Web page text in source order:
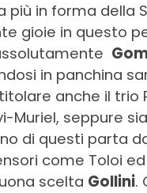
più in forma della
gioie in questo
in panchina
anche il trio
Muriel, seppure
di questi parta dal
come Toloi
scelta Gollini.